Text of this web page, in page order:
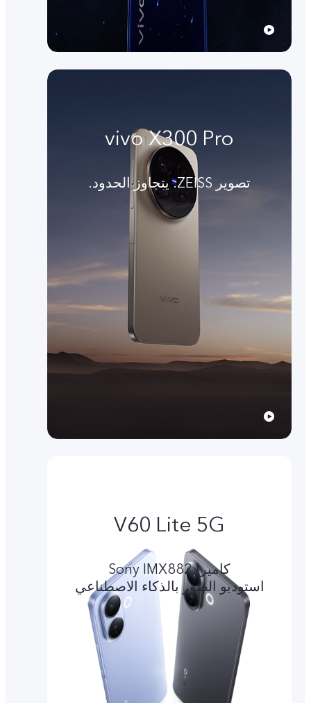
vivo X300 Pro
تصوير ZEISS. يتجاوز الحدود.
V60 Lite 5G
کامیرا Sony IMX882
استوديو الصور بالذكاء الاصطناعي